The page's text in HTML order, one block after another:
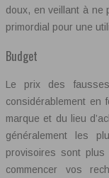
doux, en veillant à ne
primordial pour une
Budget
Le prix des
considérablement en
marque et du lieu
généralement les
provisoires sont
commencer vos